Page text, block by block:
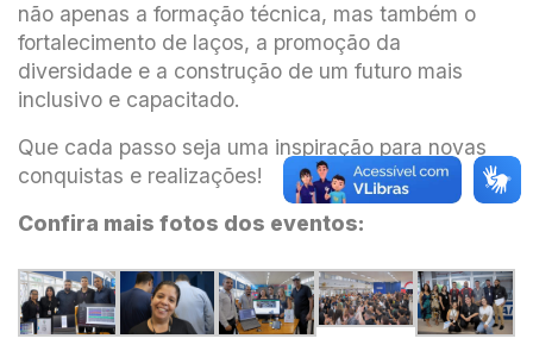
não apenas a formação técnica, mas também o
fortalecimento de laços, a promoção da
diversidade e a construção de um futuro mais
inclusivo e capacitado.
Que cada passo seja uma inspiração para novas
conquistas e realizações!
Confira mais fotos dos eventos: